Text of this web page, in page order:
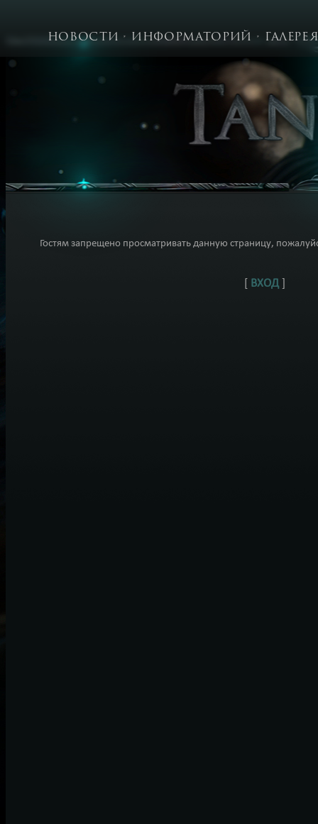
НОВОСТИ ИНФОРМАТОРИЙ
Гостям запрещено просматривать данную страницу,
ВХОД]